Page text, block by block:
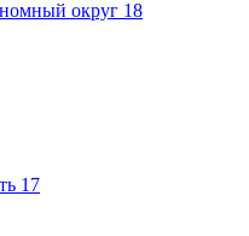
округ 18
17